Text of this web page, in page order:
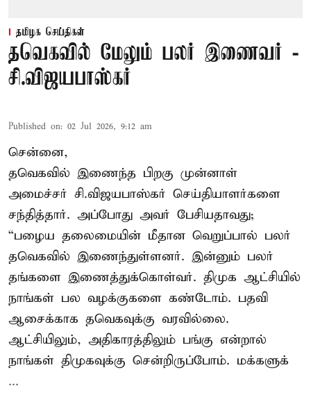
தமிழக செய்திகள்
தவெகவில் மேலும் பலர் இணைவர் -
சி.விஜயபாஸ்கர்
Published on: 02 Jul 2026, 9:12 am
சென்னை,
தவெகவில் இணைந்த பிறகு முன்னாள்
அமைச்சர் சி.விஜயபாஸ்கர் செய்தியாளர்களை
சந்தித்தார். அப்போது அவர் பேசியதாவது;
“பழைய தலைமையின் மீதான வெறுப்பால் பலர்
தவெகவில் இணைந்துள்ளனர். இன்னும் பலர்
தங்களை இணைத்துக்கொள்வர். திமுக ஆட்சியில்
நாங்கள் பல வழக்குகளை கண்டோம். பதவி
ஆசைக்காக தவெகவுக்கு வரவில்லை.
ஆட்சியிலும், அதிகாரத்திலும் பங்கு என்றால்
நாங்கள் திமுகவுக்கு சென்றிருப்போம். மக்களுக்
...